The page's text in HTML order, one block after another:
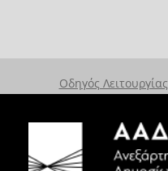
Οδηγός Λειτουργίας